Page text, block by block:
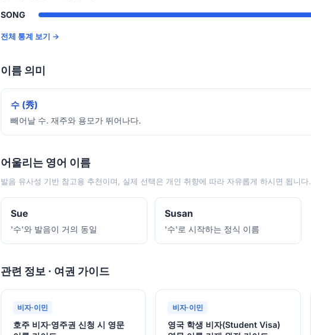
SONG
전체 통계 보기 →
이름 의미
수 (秀)
빼어날 수. 재주와 용모가 뛰어나다.
어울리는 영어 이름
발음 유사성 기반 참고용 추천이며, 실제 선택은 개인 취향에 따라 자유롭게 하시면 됩니다.
Sue
'수'와 발음이 거의 동일
Susan
'수'로 시작하는 정식 이름
관련 정보 · 여권 가이드
비자·이민
호주 비자·영주권 신청 시 영문
비자·이민
영국 학생 비자(Student Visa)